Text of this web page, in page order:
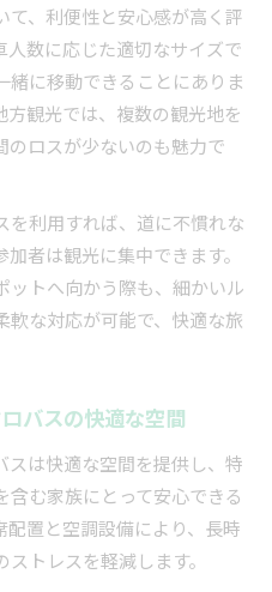
て、利便性と安心感が高く評
数に応じた適切なサイズで
緒に移動できることにありま
観光では、複数の観光地を
のロスが少ないのも魅力で
を利用すれば、道に不慣れな
者は観光に集中できます。
ットへ向かう際も、細かいル
軟な対応が可能で、快適な旅
バスの快適な空間
スは快適な空間を提供し、特
む家族にとって安心できる
置と空調設備により、長時
トレスを軽減します。